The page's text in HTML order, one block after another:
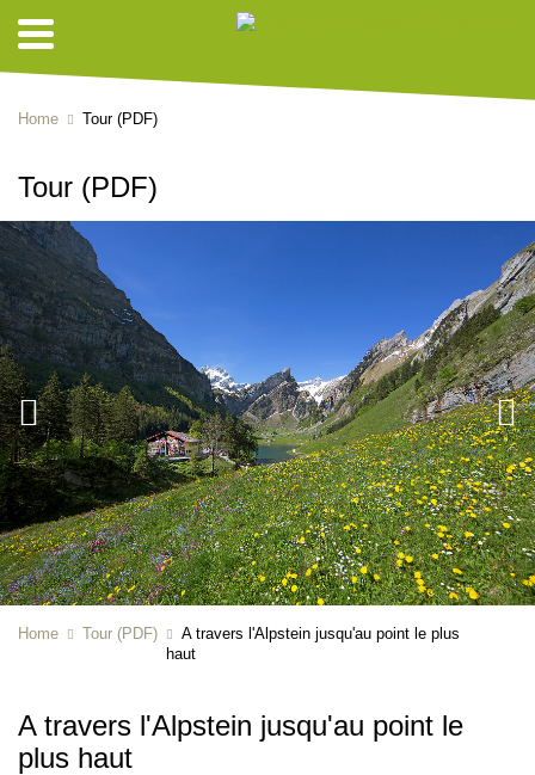
Home Tour (PDF)
Tour (PDF)
Home Tour (PDF)
A travers l'Alpstein jusqu'au point le plus
haut
A travers l'Alpstein jusqu'au point le
plus haut